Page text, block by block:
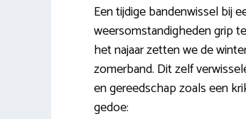
Een tijdige bandenwissel bij
weersomstandigheden grip
het najaar zetten we de
zomerband. Dit zelf
en gereedschap zoals een
gedoe: